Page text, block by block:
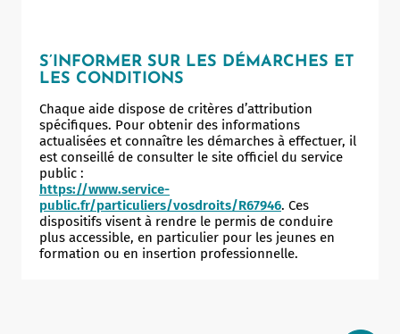
S’INFORMER SUR LES DÉMARCHES ET
LES CONDITIONS
Chaque aide dispose de critères d’attribution
spécifiques. Pour obtenir des informations
actualisées et connaître les démarches à effectuer, il
est conseillé de consulter le site officiel du service
public :
https://www.service-
public.fr/particuliers/vosdroits/R67946. Ces
dispositifs visent à rendre le permis de conduire
plus accessible, en particulier pour les jeunes en
formation ou en insertion professionnelle.